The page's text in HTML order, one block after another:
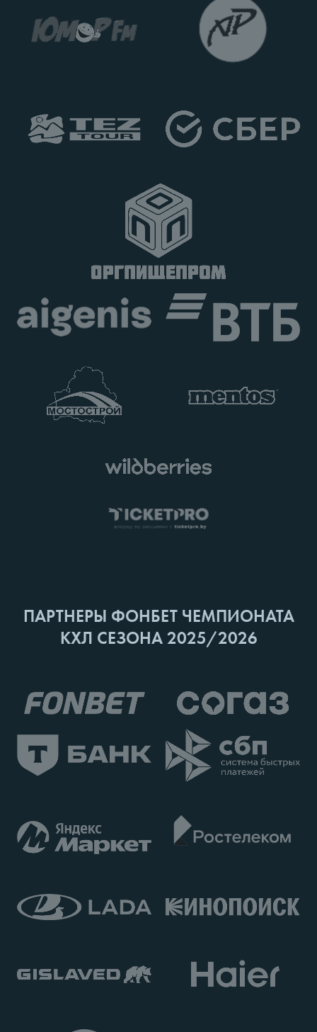
ПАРТНЕРЫ ФОНБЕТ ЧЕМПИОНАТА
КХЛ СЕЗОНА 2025/2026